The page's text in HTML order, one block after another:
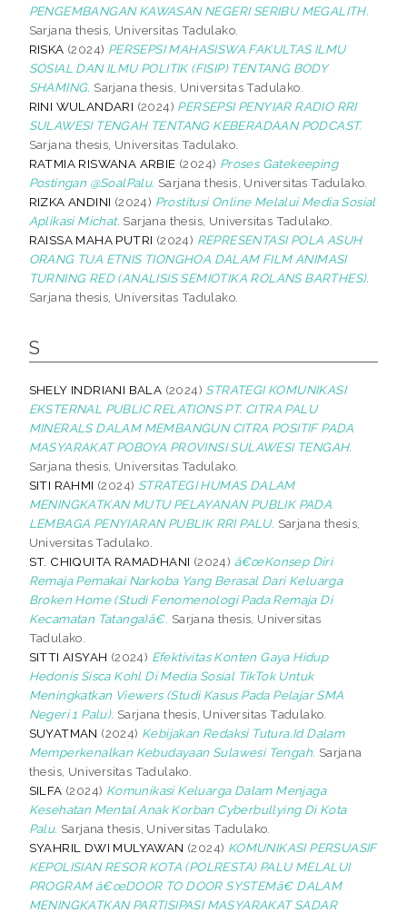
PENGEMBANGAN KAWASAN NEGERI SERIBU MEGALITH.
Sarjana thesis, Universitas Tadulako.
RISKA (2024) PERSEPSI MAHASISWA FAKULTAS ILMU
SOSIAL DAN ILMU POLITIK (FISIP) TENTANG BODY
SHAMING. Sarjana thesis, Universitas Tadulako.
RINI WULANDARI (2024) PERSEPSI PENYIAR RADIO RRI
SULAWESI TENGAH TENTANG KEBERADAAN PODCAST.
Sarjana thesis, Universitas Tadulako.
RATMIA RISWANA ARBIE (2024) Proses Gatekeeping
Postingan @SoalPalu. Sarjana thesis, Universitas Tadulako.
RIZKA ANDINI (2024) Prostitusi Online Melalui Media Sosial
Aplikasi Michat. Sarjana thesis, Universitas Tadulako.
RAISSA MAHA PUTRI (2024) REPRESENTASI POLA ASUH
ORANG TUA ETNIS TIONGHOA DALAM FILM ANIMASI
TURNING RED (ANALISIS SEMIOTIKA ROLANS BARTHES).
Sarjana thesis, Universitas Tadulako.
S
SHELY INDRIANI BALA (2024) STRATEGI KOMUNIKASI
EKSTERNAL PUBLIC RELATIONS PT. CITRA PALU
MINERALS DALAM MEMBANGUN CITRA POSITIF PADA
MASYARAKAT POBOYA PROVINSI SULAWESI TENGAH.
Sarjana thesis, Universitas Tadulako.
SITI RAHMI (2024) STRATEGI HUMAS DALAM
MENINGKATKAN MUTU PELAYANAN PUBLIK PADA
LEMBAGA PENYIARAN PUBLIK RRI PALU. Sarjana thesis,
Universitas Tadulako.
ST. CHIQUITA RAMADHANI (2024) â€œKonsep Diri
Remaja Pemakai Narkoba Yang Berasal Dari Keluarga
Broken Home (Studi Fenomenologi Pada Remaja Di
Kecamatan Tatanga)â€. Sarjana thesis, Universitas
Tadulako.
SITTI AISYAH (2024) Efektivitas Konten Gaya Hidup
Hedonis Sisca Kohl Di Media Sosial TikTok Untuk
Meningkatkan Viewers (Studi Kasus Pada Pelajar SMA
Negeri 1 Palu). Sarjana thesis, Universitas Tadulako.
SUYATMAN (2024) Kebijakan Redaksi Tutura.Id Dalam
Memperkenalkan Kebudayaan Sulawesi Tengah. Sarjana
thesis, Universitas Tadulako.
SILFA (2024) Komunikasi Keluarga Dalam Menjaga
Kesehatan Mental Anak Korban Cyberbullying Di Kota
Palu. Sarjana thesis, Universitas Tadulako.
SYAHRIL DWI MULYAWAN (2024) KOMUNIKASI PERSUASIF
KEPOLISIAN RESOR KOTA (POLRESTA) PALU MELALUI
PROGRAM â€œDOOR TO DOOR SYSTEMâ€ DALAM
MENINGKATKAN PARTISIPASI MASYARAKAT SADAR